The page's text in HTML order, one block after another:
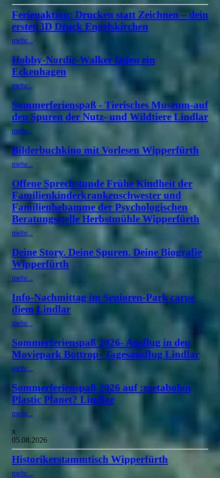
Ferienaktion: Drucken statt Zeichnen – dein
erster 3D Druck Engelskirchen
mehr...
Hobby-Nordic-Walker laden ein
Eckenhagen
mehr...
Sommerferienspaß - Tierisches Museum-auf
den Spuren der Nutz- und Wildtiere Lindlar
mehr...
Bilderbuchkino mit Vorlesen Wipperfürth
mehr...
Offene Sprechstunde Frühe Kindheit der
Familienkinderkrankenschwester und
Familienhebamme der Psychologischen
Beratungsstelle Herbstmühle Wipperfürth
mehr...
Deine Story. Deine Spuren. Deine Biografie
Wipperfürth
mehr...
Info-Nachmittag im Senioren-Park carpe
diem Lindlar
mehr...
Sommerferienspaß 2026- Ausflug in den
Moviepark Bottrop- Tagesausflug Lindlar
mehr...
Sommerferienspaß 2026 auf :metabolon
Plastic Planet? Lindlar
mehr...
x
05.08.2026
Historikerstammtisch Wipperfürth
mehr...